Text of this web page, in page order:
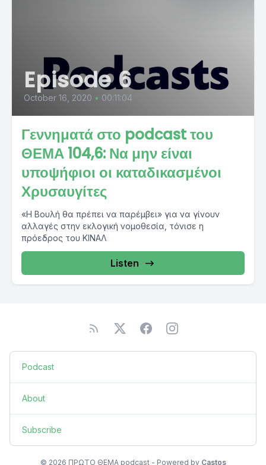
Episode 6
October 16, 2020 • 00:11:04
Γεννηματά στο podcast του
ΘΕΜΑ 104,6: Να μην είναι
υποψήφιοι οι καταδικασμένοι
Χρυσαυγίτες
«Η Βουλή θα πρέπει να παρέμβει» για να γίνουν
αλλαγές στην εκλογική νομοθεσία, τόνισε η
πρόεδρος του ΚΙΝΑΛ
Listen
Podcast
About
Subscribe
© 2026 ΠΡΩΤΟ ΘΕΜΑ podcast - Powered by Castos